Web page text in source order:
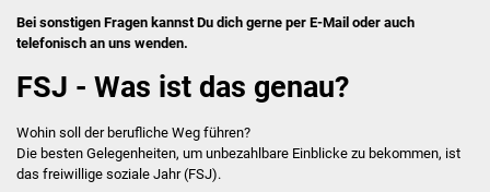
JuHa live 2019
JuHa live 2021
Bei sonstigen Fragen kannst Du dich gerne per E-Mail oder auch
telefonisch an uns wenden.
FSJ - Was ist das genau?
Wohin soll der berufliche Weg führen?
Die besten Gelegenheiten, um unbezahlbare Einblicke zu bekommen, ist
das freiwillige soziale Jahr (FSJ).